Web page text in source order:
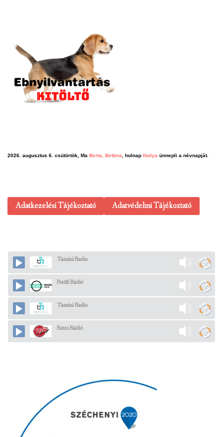
2026. augusztus 6. csütörtök, Ma Berta, Bettina , holnap Ibolya ünnepli a névnapját.
Adatkezelési Tájékoztató Adatvédelmi Tájékoztató
Tamási Radio
Petőfi Rádió
Tamási Radio
Retro Rádió